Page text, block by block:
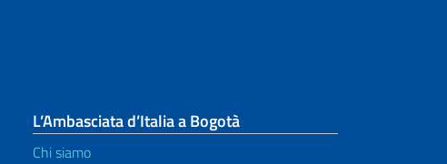
L’Ambasciata d’Italia a Bogotà
Chi siamo